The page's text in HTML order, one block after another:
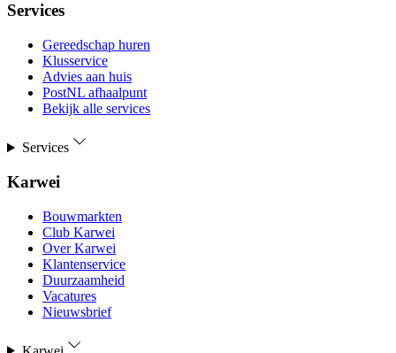
Services
Gereedschap huren
Klusservice
Advies aan huis
PostNL afhaalpunt
Bekijk alle services
Services
Karwei
Bouwmarkten
Club Karwei
Over Karwei
Klantenservice
Duurzaamheid
Vacatures
Nieuwsbrief